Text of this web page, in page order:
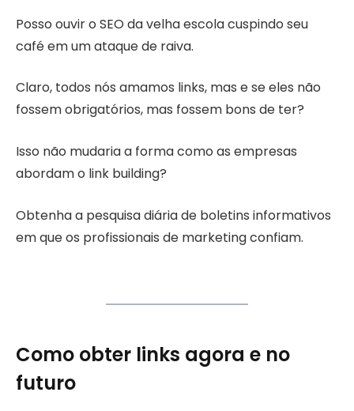
Posso ouvir o SEO da velha escola cuspindo seu
café em um ataque de raiva.
Claro, todos nós amamos links, mas e se eles não
fossem obrigatórios, mas fossem bons de ter?
Isso não mudaria a forma como as empresas
abordam o link building?
Obtenha a pesquisa diária de boletins informativos
em que os profissionais de marketing confiam.
Como obter links agora e no
futuro